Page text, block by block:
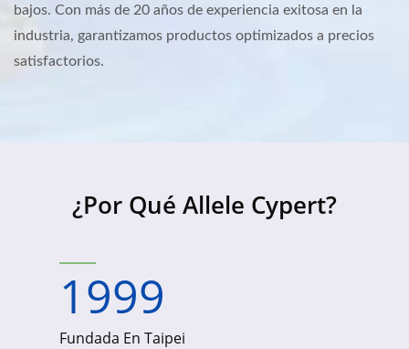
bajos. Con más de 20 años de experiencia exitosa en la
industria, garantizamos productos optimizados a precios
satisfactorios.
¿Por Qué Allele Cypert?
1999
Fundada En Taipei